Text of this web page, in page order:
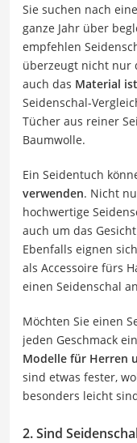
Sie suchen nach
ganze Jahr über
empfehlen
überzeugt nicht nur
auch das Material
Seidenschal-
Tücher aus reiner
Baumwolle.
Ein Seidentuch
verwenden. Nicht
hochwertige
auch um das
Ebenfalls eignen
als Accessoire fürs
einen Seidenschal
Möchten Sie einen
jeden Geschmack
Modelle für Herren
sind etwas fester,
besonders leicht
2. Sind